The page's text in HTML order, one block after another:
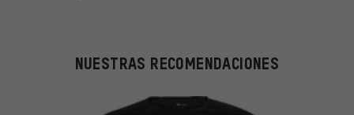
NUESTRAS RECOMENDACIONES